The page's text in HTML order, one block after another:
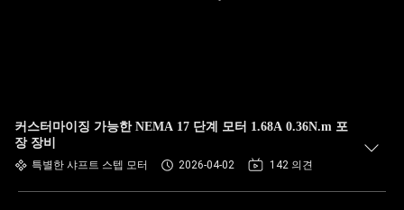
커스터마이징 가능한 NEMA 17 단계 모터 1.68A 0.36N.m 포
장 장비
특별한 샤프트 스텝 모터 2026-04-02 142 의견